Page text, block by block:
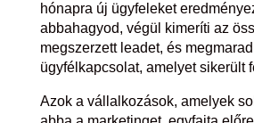
hónapra új ügyfeleket
abbahagyod, végül kimeríti az
megszerzett leadet, és
ügyfélkapcsolat, amelyet sikerült
Azok a vállalkozások, amelyek